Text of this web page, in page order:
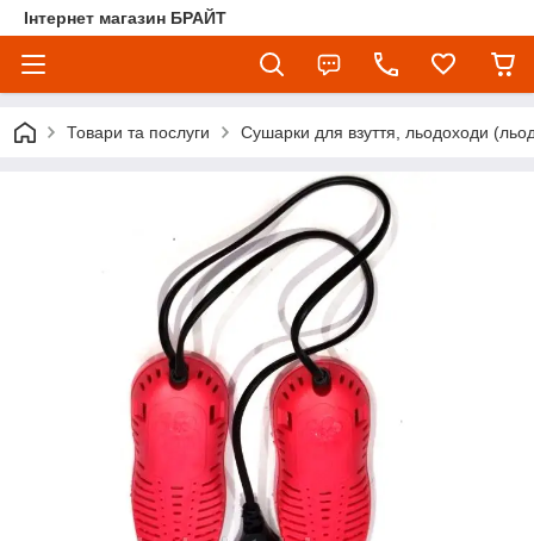
Інтернет магазин БРАЙТ
Товари та послуги Сушарки для взуття, льодоходи